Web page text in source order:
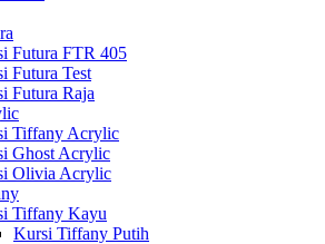
Futura FTR 405
Futura Test
Futura Raja
Tiffany Acrylic
Ghost Acrylic
Olivia Acrylic
Tiffany Kayu
Kursi Tiffany Putih